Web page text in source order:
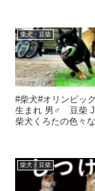
柴犬・豆柴
#柴犬#オリンピッ
生まれ 男♂️ 豆柴
柴犬くろたの色々
柴犬・豆柴